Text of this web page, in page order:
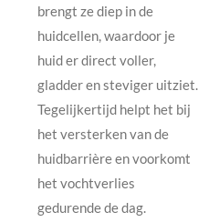
brengt ze diep in de
huidcellen, waardoor je
huid er direct voller,
gladder en steviger uitziet.
Tegelijkertijd helpt het bij
het versterken van de
huidbarrière en voorkomt
het vochtverlies
gedurende de dag.